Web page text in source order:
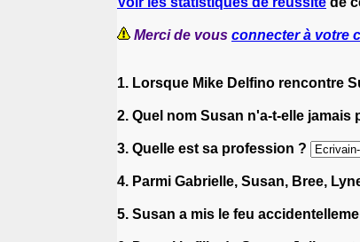
Merci de vous connecter à votre
1. Lorsque Mike Delfino rencontre
2. Quel nom Susan n'a-t-elle jamais
3. Quelle est sa profession ?
4. Parmi Gabrielle, Susan, Bree,
5. Susan a mis le feu